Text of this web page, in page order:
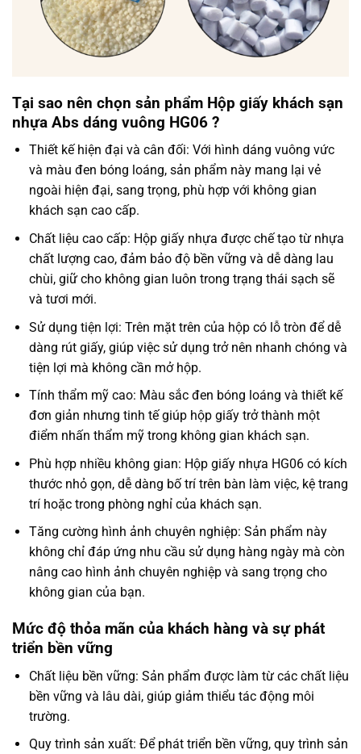
Tại sao nên chọn sản phẩm Hộp giấy khách sạn
nhựa Abs dáng vuông HG06 ?
Thiết kế hiện đại và cân đối: Với hình dáng vuông vức
và màu đen bóng loáng, sản phẩm này mang lại vẻ
ngoài hiện đại, sang trọng, phù hợp với không gian
khách sạn cao cấp.
Chất liệu cao cấp: Hộp giấy nhựa được chế tạo từ nhựa
chất lượng cao, đảm bảo độ bền vững và dễ dàng lau
chùi, giữ cho không gian luôn trong trạng thái sạch sẽ
và tươi mới.
Sử dụng tiện lợi: Trên mặt trên của hộp có lỗ tròn để dễ
dàng rút giấy, giúp việc sử dụng trở nên nhanh chóng và
tiện lợi mà không cần mở hộp.
Tính thẩm mỹ cao: Màu sắc đen bóng loáng và thiết kế
đơn giản nhưng tinh tế giúp hộp giấy trở thành một
điểm nhấn thẩm mỹ trong không gian khách sạn.
Phù hợp nhiều không gian: Hộp giấy nhựa HG06 có kích
thước nhỏ gọn, dễ dàng bố trí trên bàn làm việc, kệ trang
trí hoặc trong phòng nghỉ của khách sạn.
Tăng cường hình ảnh chuyên nghiệp: Sản phẩm này
không chỉ đáp ứng nhu cầu sử dụng hàng ngày mà còn
nâng cao hình ảnh chuyên nghiệp và sang trọng cho
không gian của bạn.
Mức độ thỏa mãn của khách hàng và sự phát
triển bền vững
Chất liệu bền vững: Sản phẩm được làm từ các chất liệu
bền vững và lâu dài, giúp giảm thiểu tác động môi
trường.
Quy trình sản xuất: Để phát triển bền vững, quy trình sản